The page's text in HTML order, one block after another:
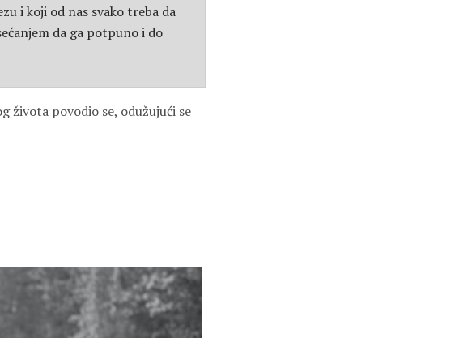
i koji od nas svako treba da
da ga potpuno i do
života povodio se, odužujući se